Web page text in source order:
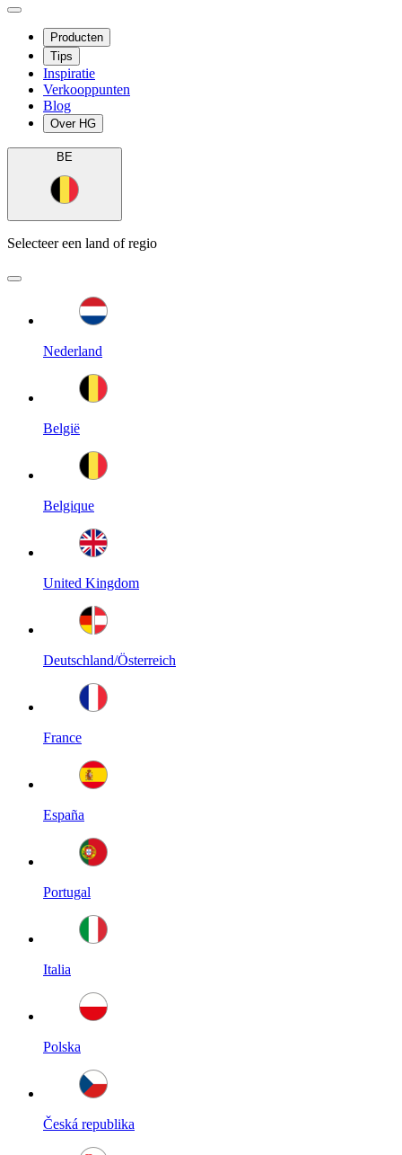
Producten
Tips
Inspiratie
Verkooppunten
Blog
Over HG
BE
Selecteer een land of regio
Nederland
België
Belgique
United Kingdom
Deutschland/Österreich
France
España
Portugal
Italia
Polska
Česká republika